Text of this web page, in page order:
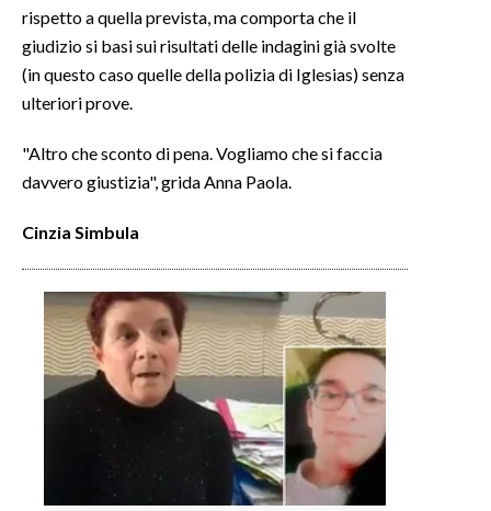
rispetto a quella prevista, ma comporta che il
giudizio si basi sui risultati delle indagini già svolte
(in questo caso quelle della polizia di Iglesias) senza
ulteriori prove.
"Altro che sconto di pena. Vogliamo che si faccia
davvero giustizia", grida Anna Paola.
Cinzia Simbula